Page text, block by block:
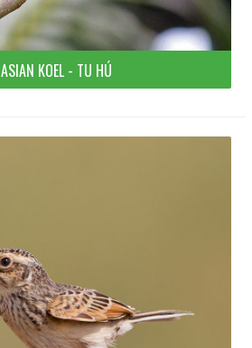
ASIAN KOEL - TU HÚ